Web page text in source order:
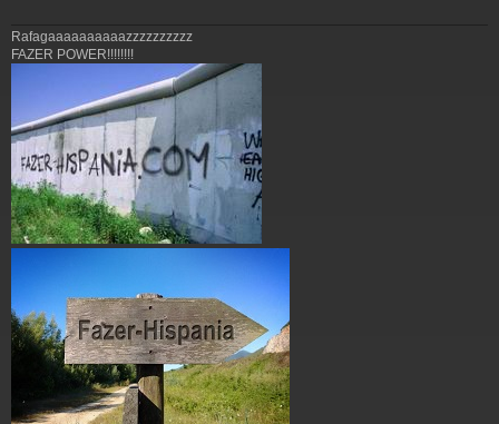
Rafagaaaaaaaaaazzzzzzzzzz
FAZER POWER!!!!!!!!